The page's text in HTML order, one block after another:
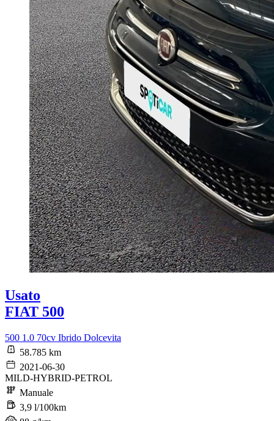
Usato
FIAT 500
500 1.0 70cv Ibrido Dolcevita
58.785 km
2021-06-30
MILD-HYBRID-PETROL
Manuale
3,9 l/100km